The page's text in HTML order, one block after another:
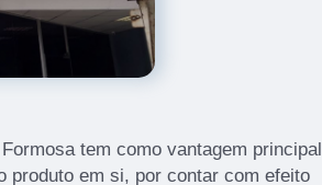
tem como vantagem principal
produto em si, por contar com efeito